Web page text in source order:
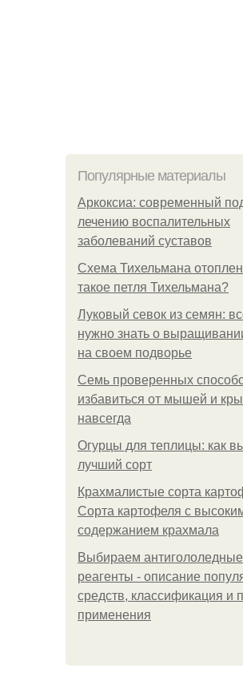
Популярные материалы
Аркоксиа: современный
лечению воспалительных
заболеваний суставов
Схема Тихельмана
такое петля Тихельмана?
Луковый севок из семян:
нужно знать о
на своем подворье
Семь проверенных
избавиться от мышей и
навсегда
Огурцы для теплицы: как
лучший сорт
Крахмалистые сорта
Сорта картофеля с
содержанием крахмала
Выбираем антигололедные
реагенты - описание
средств, классификация и
применения